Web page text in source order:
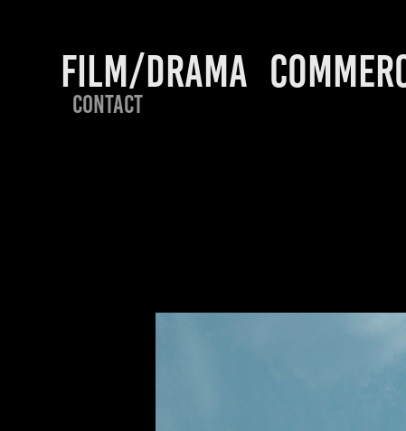
FILM/DRAMA
CONTACT